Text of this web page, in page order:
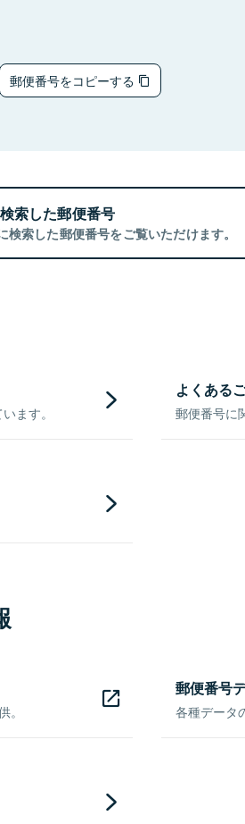
郵便番号をコピーする
索した郵便番号
検索した郵便番号をご覧いただけます。
ます。
よくある
郵便番号に
郵便番号
各種データ